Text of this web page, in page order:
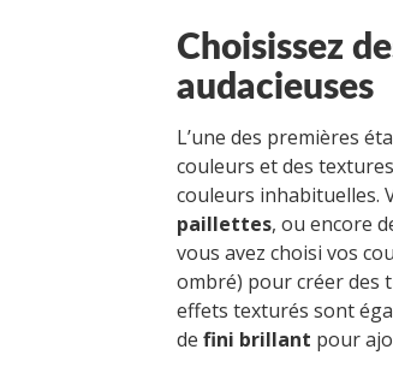
Choisissez
audacieuses
L’une des premières
couleurs et des
couleurs inhabituelles.
paillettes, ou encore
vous avez choisi vos
ombré) pour créer des
effets texturés sont
de fini brillant pour